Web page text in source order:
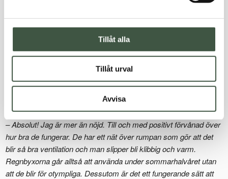
Tillåt alla
Tillåt urval
Avvisa
skräddarsy ett matchande regnställ efter mina mått, vilket var
uppskattat.
Avsikten var främst att använda dem i samband med dina
tävlingar och hundträningar. Har de uppfyllt de förväntningar
– Absolut! Jag är mer än nöjd. Till och med positivt förvånad över
hur bra de fungerar. De har ett nät över rumpan som gör att det
blir så bra ventilation och man slipper bli klibbig och varm.
Regnbyxorna går alltså att använda under sommarhalvåret utan
att de blir för otympliga. Dessutom är det ett fungerande sätt att